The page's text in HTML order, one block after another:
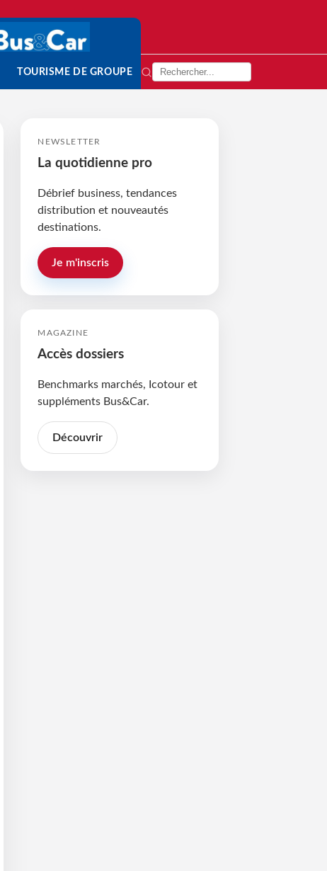
TOURISME DE GROUPE
NEWSLETTER
La quotidienne pro
Débrief business, tendances
distribution et nouveautés
destinations.
Je m'inscris
MAGAZINE
Accès dossiers
Benchmarks marchés, Icotour et
suppléments Bus&Car.
Découvrir